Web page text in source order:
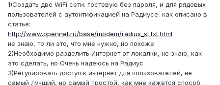
1)Создать две WiFi сети: гостевую без пароля, и для рядовых
пользователей с аутонтификацией на Радиусе, как описано в
статье:
http://www.opennet.ru/base/modem/radius_st.txt.html
не знаю, то ли это, что мне нужно, но похоже
2)Необходимо разделить Интернет от локалки, не знаю, как
это сделать, но Очень надеюсь на Радиус
3)Регулировать доступ к интернет для пользователей, не
самый лучший, но самый простой, как мне кажется способ: